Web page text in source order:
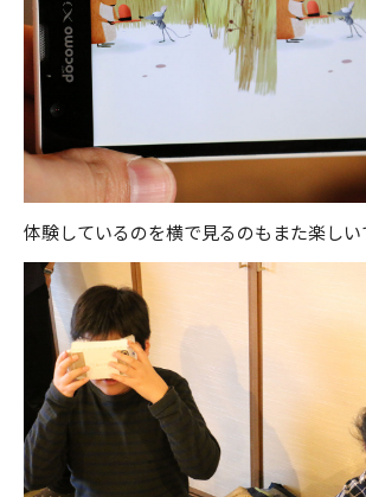
体験しているのを横で見るのもまた楽しい